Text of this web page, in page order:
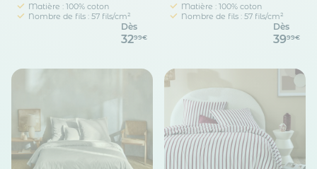
Matière : 100% coton
Nombre de fils : 57 fils/cm²
Dès
3299€
Matière : 100% coton
Nombre de fils : 57 fils/cm²
Dès
3999€